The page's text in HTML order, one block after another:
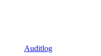
Auditlog